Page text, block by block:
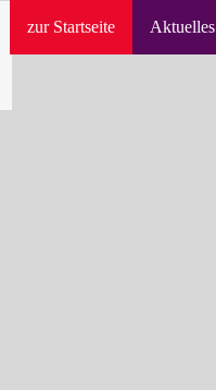
zur Startseite Aktuelles